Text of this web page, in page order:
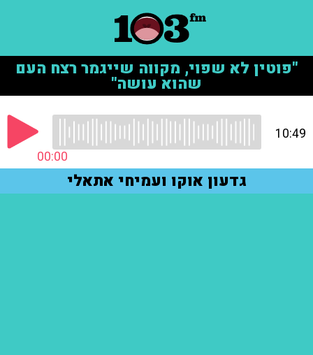
"פוטין לא שפוי, מקווה שייגמר רצח העם
שהוא עושה"
00:00
10:49
גדעון אוקו ועמיחי אתאלי